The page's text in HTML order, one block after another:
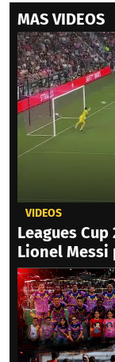
MAS VIDEOS
VIDEOS
Leagues
Lionel